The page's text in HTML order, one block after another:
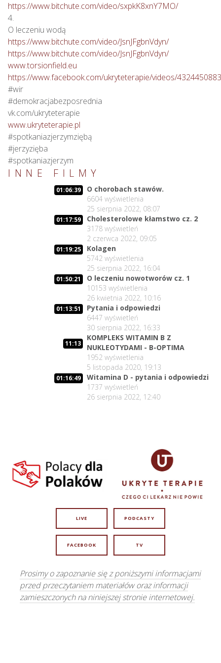
https://www.bitchute.com/video/sxpkK8xnY7MO/
4.
https://www.bitchute.com/video/JsnJFgbnVdyn/
https://www.bitchute.com/video/JsnJFgbnVdyn/
www.torsionfield.eu
https://www.facebook.com/ukryteterapie/videos/
#wir
#demokracjabezposrednia
www.ukryteterapie.pl
#spotkaniazjerzymziębą
#jerzyzięba
#spotkaniazjerzym
INNE FILMY
01:06:39
O chorobach stawów.
6604 wyświetlenia
25 sierpnia 2022, 08:07
01:17:59
Cholesterolowe kłamstwo cz. 2
3178 wyświetleń
2 czerwca 2022, 09:05
01:19:25
Kolagen
5742 wyświetlenia
25 sierpnia 2022, 16:04
01:50:21
O leczeniu nowotworów cz. 1
10153 wyświetlenia
26 kwietnia 2022, 10:16
01:13:51
Pytania i odpowiedzi
6447 wyświetleń
30 sierpnia 2022, 16:33
11:13
KOMPLEKS WITAMIN B Z
NUKLEOTYDAMI - B-OPTIMA
1952 wyświetlenia
5 listopada 2020, 19:13
01:16:49
Witamina D - pytania i odpowiedzi
1737 wyświetleń
26 sierpnia 2022, 12:40
LIVE PODCASTY
FACEBOOK TV
Prosimy o zapoznanie się z poniższymi informacjami
przed przeczytaniem materiałów oraz informacji
zamieszczonych na niniejszej stronie internetowej.